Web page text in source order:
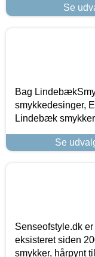
Se
Bag
smykkedesinger,
Lindebæk
Se
Senseofstyle.dk
eksisteret siden
smykker, hårpynt